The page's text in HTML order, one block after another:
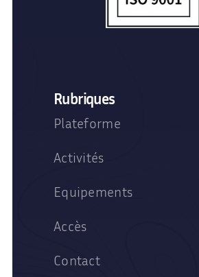
Rubriques
Plateforme
Activités
Equipements
Accès
Contact